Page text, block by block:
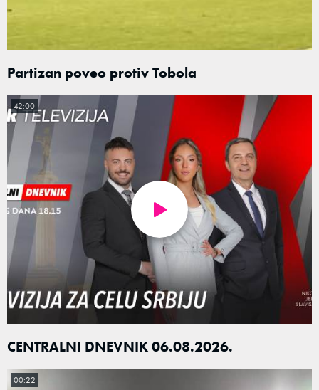
Partizan poveo protiv Tobola
CENTRALNI DNEVNIK 06.08.2026.
42:00
00:22